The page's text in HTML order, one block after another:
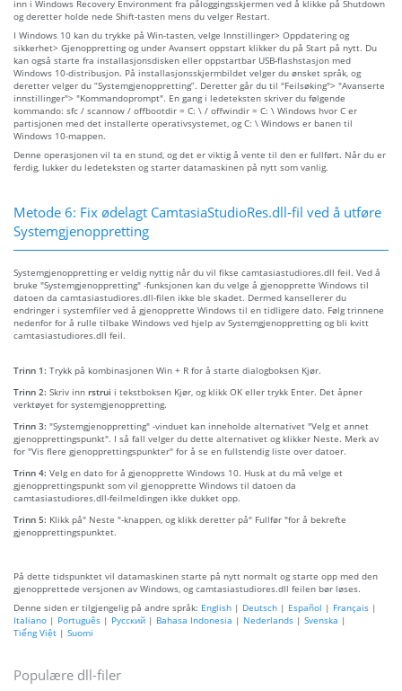
inn i Windows Recovery Environment fra påloggingsskjermen ved å klikke på Shutdown
og deretter holde nede Shift-tasten mens du velger Restart.
I Windows 10 kan du trykke på Win-tasten, velge Innstillinger> Oppdatering og
sikkerhet> Gjenoppretting og under Avansert oppstart klikker du på Start på nytt. Du
kan også starte fra installasjonsdisken eller oppstartbar USB-flashstasjon med
Windows 10-distribusjon. På installasjonsskjermbildet velger du ønsket språk, og
deretter velger du “Systemgjenoppretting”. Deretter går du til "Feilsøking"> "Avanserte
innstillinger"> "Kommandoprompt". En gang i ledeteksten skriver du følgende
kommando: sfc / scannow / offbootdir = C: \ / offwindir = C: \ Windows hvor C er
partisjonen med det installerte operativsystemet, og C: \ Windows er banen til
Windows 10-mappen.
Denne operasjonen vil ta en stund, og det er viktig å vente til den er fullført. Når du er
ferdig, lukker du ledeteksten og starter datamaskinen på nytt som vanlig.
Metode 6: Fix ødelagt CamtasiaStudioRes.dll-fil ved å utføre
Systemgjenoppretting
Systemgjenoppretting er veldig nyttig når du vil fikse camtasiastudiores.dll feil. Ved å
bruke "Systemgjenoppretting" -funksjonen kan du velge å gjenopprette Windows til
datoen da camtasiastudiores.dll-filen ikke ble skadet. Dermed kansellerer du
endringer i systemfiler ved å gjenopprette Windows til en tidligere dato. Følg trinnene
nedenfor for å rulle tilbake Windows ved hjelp av Systemgjenoppretting og bli kvitt
camtasiastudiores.dll feil.
Trinn 1: Trykk på kombinasjonen Win + R for å starte dialogboksen Kjør.
Trinn 2: Skriv inn rstrui i tekstboksen Kjør, og klikk OK eller trykk Enter. Det åpner
verktøyet for systemgjenoppretting.
Trinn 3: "Systemgjenoppretting" -vinduet kan inneholde alternativet "Velg et annet
gjenopprettingspunkt". I så fall velger du dette alternativet og klikker Neste. Merk av
for "Vis flere gjenopprettingspunkter" for å se en fullstendig liste over datoer.
Trinn 4: Velg en dato for å gjenopprette Windows 10. Husk at du må velge et
gjenopprettingspunkt som vil gjenopprette Windows til datoen da
camtasiastudiores.dll-feilmeldingen ikke dukket opp.
Trinn 5: Klikk på" Neste "-knappen, og klikk deretter på" Fullfør "for å bekrefte
gjenopprettingspunktet.
På dette tidspunktet vil datamaskinen starte på nytt normalt og starte opp med den
gjenopprettede versjonen av Windows, og camtasiastudiores.dll feilen bør løses.
Denne siden er tilgjengelig på andre språk: English | Deutsch | Español | Français |
Italiano | Português | Русский | Bahasa Indonesia | Nederlands | Svenska |
Tiếng Việt | Suomi
Populære dll-filer